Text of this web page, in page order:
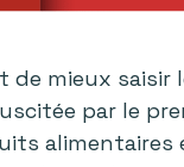
mieux saisir
par le
alimentaires